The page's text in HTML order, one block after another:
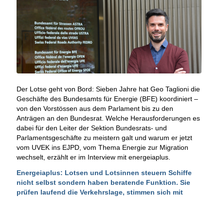
Der Lotse geht von Bord: Sieben Jahre hat Geo Taglioni die
Geschäfte des Bundesamts für Energie (BFE) koordiniert –
von den Vorstössen aus dem Parlament bis zu den
Anträgen an den Bundesrat. Welche Herausforderungen es
dabei für den Leiter der Sektion Bundesrats- und
Parlamentsgeschäfte zu meistern galt und warum er jetzt
vom UVEK ins EJPD, vom Thema Energie zur Migration
wechselt, erzählt er im Interview mit energeiaplus.
Energeiaplus: Lotsen und Lotsinnen steuern Schiffe
nicht selbst sondern haben beratende Funktion. Sie
prüfen laufend die Verkehrslage, stimmen sich mit